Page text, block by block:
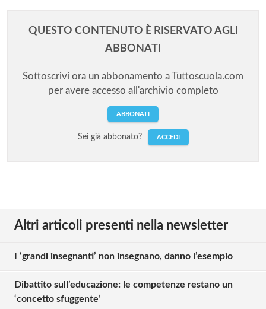
QUESTO CONTENUTO È RISERVATO AGLI
ABBONATI
Sottoscrivi ora un abbonamento a Tuttoscuola.com
per avere accesso all'archivio completo
ABBONATI
Sei già abbonato? ACCEDI
Altri articoli presenti nella newsletter
I ‘grandi insegnanti’ non insegnano, danno l’esempio
Dibattito sull’educazione: le competenze restano un
‘concetto sfuggente’